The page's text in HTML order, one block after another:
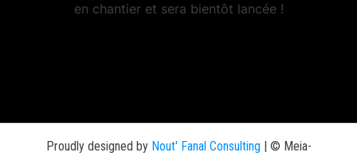
en chantier et sera bientôt lancée !
Proudly designed by Nout' Fanal Consulting | © Meia-